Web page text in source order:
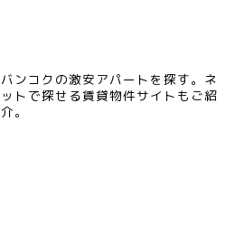
バンコクの激安アパートを探す。ネ
ットで探せる賃貸物件サイトもご紹
介。